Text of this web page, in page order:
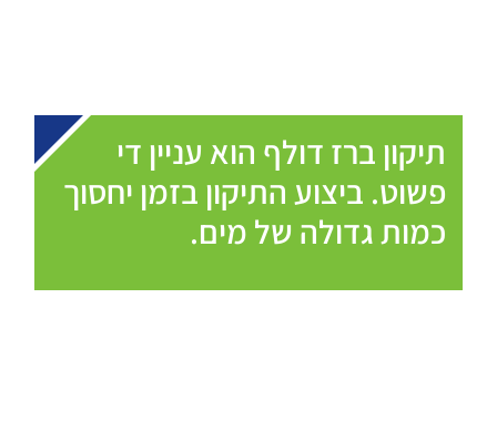
תיקון ברז דולף הוא עניין די
פשוט. ביצוע התיקון בזמן יחסוך
כמות גדולה של מים.